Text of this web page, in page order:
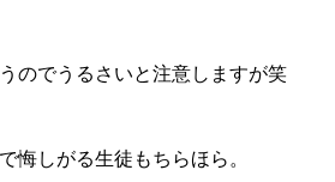
のでうるさいと注意しますが笑
悔しがる生徒もちらほら。